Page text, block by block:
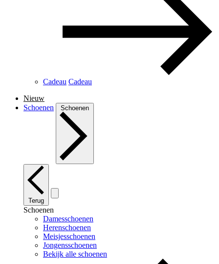
Cadeau Cadeau
Nieuw
Schoenen
Schoenen
Terug
Schoenen
Damesschoenen
Herenschoenen
Meisjesschoenen
Jongensschoenen
Bekijk alle schoenen